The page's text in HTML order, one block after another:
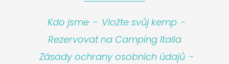
Kdo jsme - Vložte svůj kemp -
Rezervovat na Camping Italia
Zásady ochrany osobních údajů -